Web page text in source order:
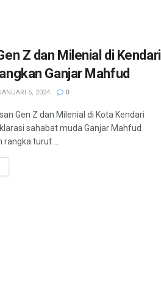
Z dan Milenial di Kendari
Ganjar Mahfud
5, 2024 0
Gen Z dan Milenial di Kota Kendari
sahabat muda Ganjar Mahfud
turut ...